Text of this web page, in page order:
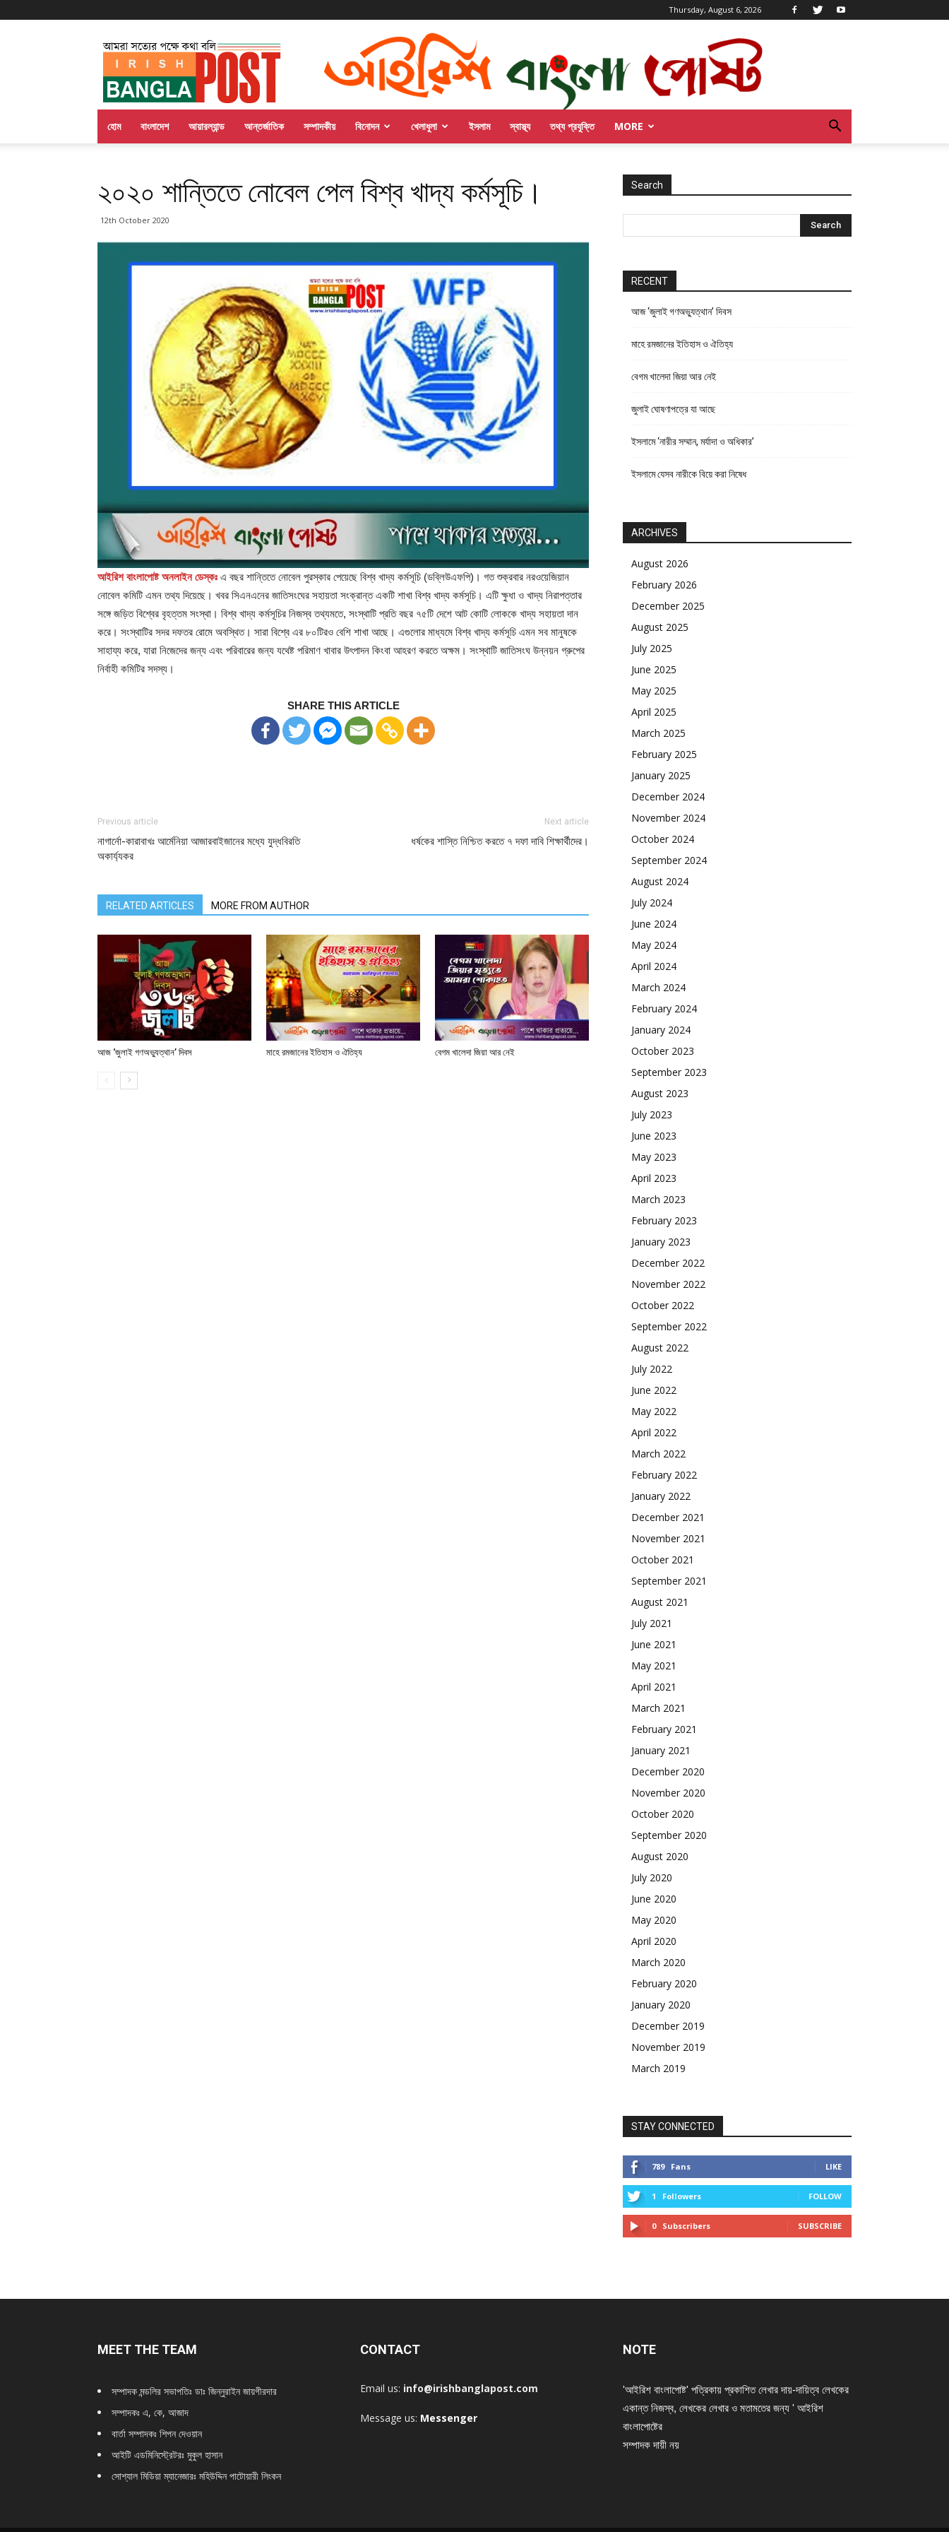
Thursday, August 6, 2026
Irish
Bangla
Post
হোম বাংলাদেশ আয়ারল্যান্ড আন্তর্জাতিক সম্পাদকীয় বিনোদন খেলাধুলা ইসলাম স্বাস্থ্য তথ্য প্রযুক্তি MORE
২০২০ শান্তিতে নোবেল পেল বিশ্ব খাদ্য কর্মসূচি।
12th October 2020
আইরিশ বাংলাপোষ্ট অনলাইন ডেস্কঃ এ বছর শান্তিতে নোবেল পুরস্কার পেয়েছে বিশ্ব খাদ্য কর্মসূচি (ডব্লিউএফপি)। গত শুক্রবার নরওয়েজিয়ান
নোবেল কমিটি এমন তথ্য দিয়েছে। খবর সিএনএনের জাতিসংঘের সহায়তা সংক্রান্ত একটি শাখা বিশ্ব খাদ্য কর্মসূচি। এটি ক্ষুধা ও খাদ্য নিরাপত্তার
সঙ্গে জড়িত বিশ্বের বৃহত্তম সংস্থা। বিশ্ব খাদ্য কর্মসূচির নিজস্ব তথ্যমতে, সংস্থাটি প্রতি বছর ৭৫টি দেশে আট কোটি লোককে খাদ্য সহায়তা দান
করে। সংস্থাটির সদর দফতর রোমে অবস্থিত। সারা বিশ্বে এর ৮০টিরও বেশি শাখা আছে। এগুলোর মাধ্যমে বিশ্ব খাদ্য কর্মসূচি এমন সব মানুষকে
সাহায্য করে, যারা নিজেদের জন্য এবং পরিবারের জন্য যথেষ্ট পরিমাণ খাবার উৎপাদন কিংবা আহরণ করতে অক্ষম। সংস্থাটি জাতিসংঘ উন্নয়ন গ্রুপের
নির্বাহী কমিটির সদস্য।
SHARE THIS ARTICLE
Previous article
নাগার্নো-কারাবাখঃ আর্মেনিয়া আজারবাইজানের মধ্যে যুদ্ধবিরতি
অকার্য্যকর
Next article
ধর্ষকের শাস্তি নিশ্চিত করতে ৭ দফা দাবি শিক্ষার্থীদের।
RELATED ARTICLES MORE FROM AUTHOR
আজ ‘জুলাই গণঅভ্যুত্থান’ দিবস মাহে রমজানের ইতিহাস ও ঐতিহ্য বেগম খালেদা জিয়া আর নেই
Search
RECENT
আজ ‘জুলাই গণঅভ্যুত্থান’ দিবস
মাহে রমজানের ইতিহাস ও ঐতিহ্য
বেগম খালেদা জিয়া আর নেই
জুলাই ঘোষণাপত্রে যা আছে
ইসলামে ‘নারীর সম্মান, মর্যাদা ও অধিকার’
ইসলামে যেসব নারীকে বিয়ে করা নিষেধ
ARCHIVES
August 2026
February 2026
December 2025
August 2025
July 2025
June 2025
May 2025
April 2025
March 2025
February 2025
January 2025
December 2024
November 2024
October 2024
September 2024
August 2024
July 2024
June 2024
May 2024
April 2024
March 2024
February 2024
January 2024
October 2023
September 2023
August 2023
July 2023
June 2023
May 2023
April 2023
March 2023
February 2023
January 2023
December 2022
November 2022
October 2022
September 2022
August 2022
July 2022
June 2022
May 2022
April 2022
March 2022
February 2022
January 2022
December 2021
November 2021
October 2021
September 2021
August 2021
July 2021
June 2021
May 2021
April 2021
March 2021
February 2021
January 2021
December 2020
November 2020
October 2020
September 2020
August 2020
July 2020
June 2020
May 2020
April 2020
March 2020
February 2020
January 2020
December 2019
November 2019
March 2019
STAY CONNECTED
789 Fans LIKE
1 Followers FOLLOW
0 Subscribers SUBSCRIBE
MEET THE TEAM
সম্পাদক মন্ডলির সভাপতিঃ ডাঃ জিন্নুরাইন জায়গীরদার
সম্পাদকঃ এ, কে, আজাদ
বার্তা সম্পাদকঃ শিপন দেওয়ান
আইটি এডমিনিস্ট্রেটরঃ মুকুল হাসান
সোশ্যাল মিডিয়া ম্যানেজারঃ মহিউদ্দিন পাটোয়ারী লিংকন
CONTACT
Email us: info@irishbanglapost.com
Message us: Messenger
NOTE
'আইরিশ বাংলাপোষ্ট' পত্রিকায় প্রকাশিত লেখার দায়-দায়িত্ব লেখকের
একান্ত নিজস্ব, লেখকের লেখার ও মতামতের জন্য ' আইরিশ
বাংলাপোষ্টের
সম্পাদক দায়ী নয়